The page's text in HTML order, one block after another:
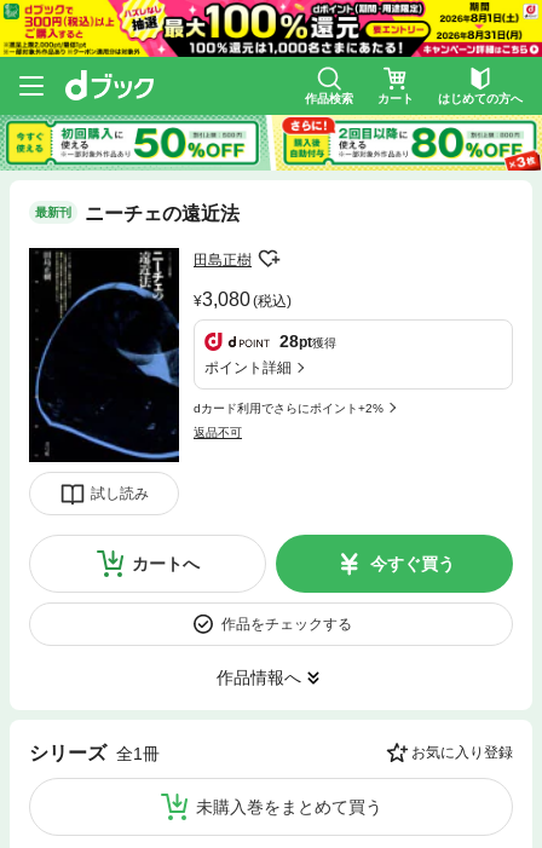
作品検索 カート はじめての方へ
最新刊 ニーチェの遠近法
試し読み
田島正樹
3,080(税込)
28pt獲得
ポイント詳細
dカード利用でさらにポイント+2%
返品不可
カートへ 今すぐ買う
作品をチェックする
作品情報へ
シリーズ 全1冊 お気に入り登録
未購入巻をまとめて買う